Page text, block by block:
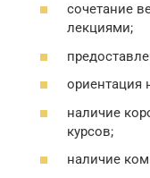
сочетание
лекциями;
ориентация
наличие
курсов;
наличие